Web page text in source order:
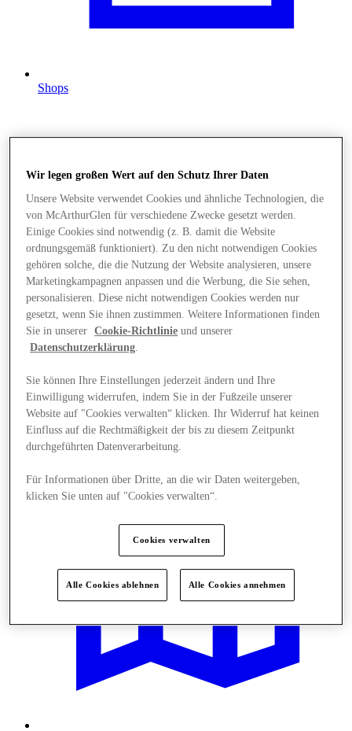
Shops
Angebote
Wir legen großen Wert auf den Schutz Ihrer Daten
Unsere Website verwendet Cookies und ähnliche Technologien, die
von McArthurGlen für verschiedene Zwecke gesetzt werden.
Einige Cookies sind notwendig (z. B. damit die Website
ordnungsgemäß funktioniert). Zu den nicht notwendigen Cookies
gehören solche, die die Nutzung der Website analysieren, unsere
Marketingkampagnen anpassen und die Werbung, die Sie sehen,
personalisieren. Diese nicht notwendigen Cookies werden nur
gesetzt, wenn Sie ihnen zustimmen. Weitere Informationen finden
Sie in unserer
Cookie-Richtlinie und unserer
Datenschutzerklärung.
Sie können Ihre Einstellungen jederzeit ändern und Ihre
Einwilligung widerrufen, indem Sie in der Fußzeile unserer
Website auf "Cookies verwalten“ klicken. Ihr Widerruf hat keinen
Einfluss auf die Rechtmäßigkeit der bis zu diesem Zeitpunkt
durchgeführten Datenverarbeitung.
Für Informationen über Dritte, an die wir Daten weitergeben,
klicken Sie unten auf "Cookies verwalten“.
Cookies verwalten
Alle Cookies ablehnen Alle Cookies annehmen